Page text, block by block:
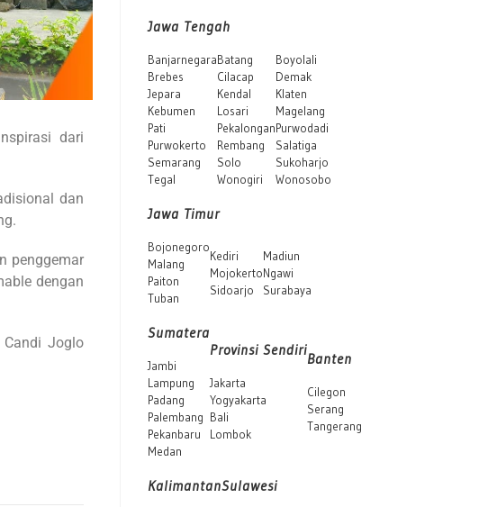
dari
dan
penggemar
dengan
Joglo
Jawa Tengah
Banjarnegara
Brebes
Jepara
Kebumen
Pati
Purwokerto
Semarang
Tegal
Batang
Cilacap
Kendal
Losari
Pekalongan
Rembang
Solo
Wonogiri
Boyolali
Demak
Klaten
Magelang
Purwodadi
Salatiga
Sukoharjo
Wonosobo
Jawa Timur
Bojonegoro
Malang
Paiton
Tuban
Kediri
Mojokerto
Sidoarjo
Madiun
Ngawi
Surabaya
Sumatera
Jambi
Lampung
Padang
Palembang
Pekanbaru
Medan
Provinsi Sendiri
Jakarta
Yogyakarta
Bali
Lombok
Banten
Cilegon
Serang
Tangerang
KalimantanSulawesi